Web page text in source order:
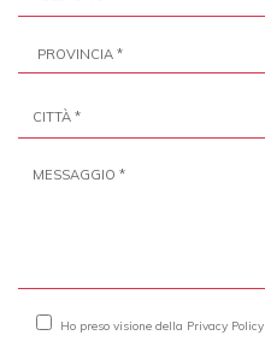
Ho preso visione della Privacy Policy